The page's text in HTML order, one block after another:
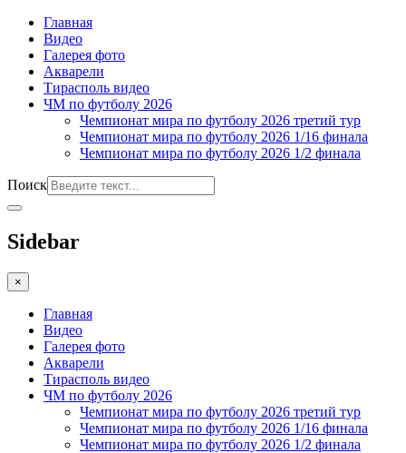
Главная
Видео
Галерея фото
Акварели
Тирасполь видео
ЧМ по футболу 2026
Чемпионат мира по футболу 2026 третий тур
Чемпионат мира по футболу 2026 1/16 финала
Чемпионат мира по футболу 2026 1/2 финала
Поиск
Sidebar
×
Главная
Видео
Галерея фото
Акварели
Тирасполь видео
ЧМ по футболу 2026
Чемпионат мира по футболу 2026 третий тур
Чемпионат мира по футболу 2026 1/16 финала
Чемпионат мира по футболу 2026 1/2 финала